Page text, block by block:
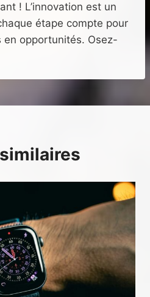
! L’innovation est un
étape compte pour
opportunités. Osez-